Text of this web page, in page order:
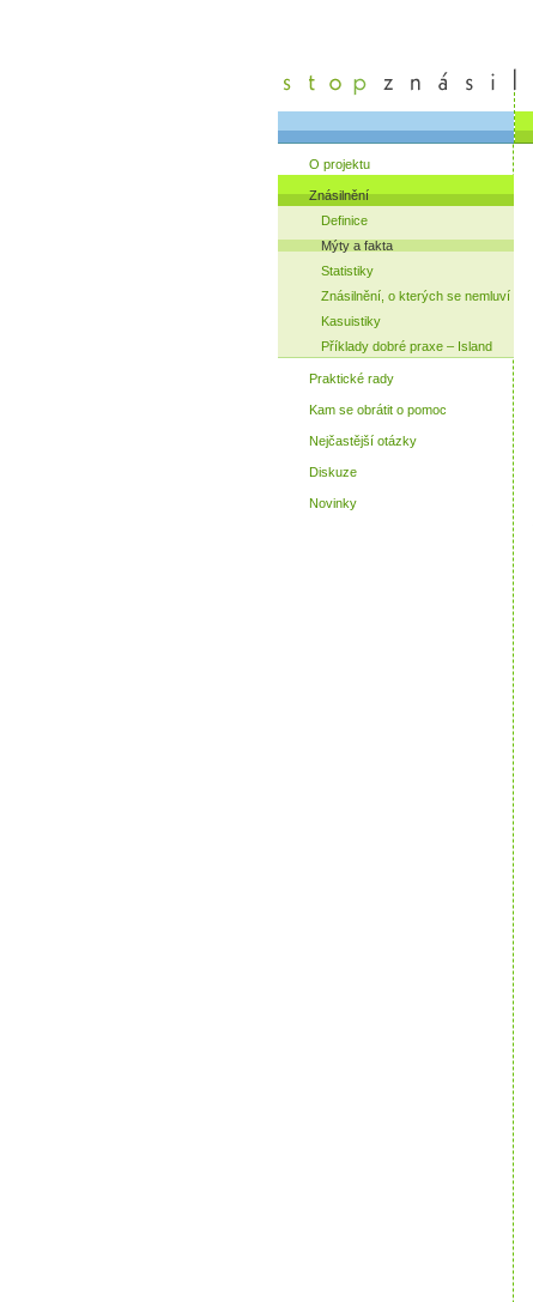
O projektu
Znásilnění
Definice
Mýty a fakta
Statistiky
Znásilnění, o kterých se nemluví
Kasuistiky
Příklady dobré praxe – Island
Praktické rady
Kam se obrátit o pomoc
Nejčastější otázky
Diskuze
Novinky